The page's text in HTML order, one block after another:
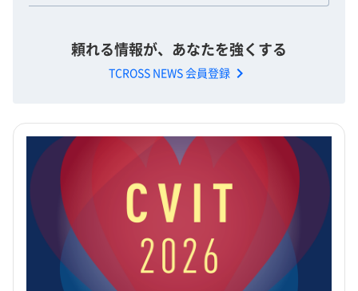
頼れる情報が、あなたを強くする
TCROSS NEWS 会員登録 chevron_right